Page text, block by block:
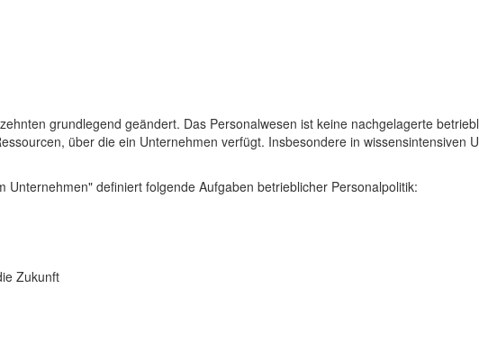
grundlegend geändert. Das Personalwesen ist keine nachgelagerte
über die ein Unternehmen verfügt. Insbesondere in wissensintensiven
definiert folgende Aufgaben betrieblicher Personalpolitik:
Zukunft